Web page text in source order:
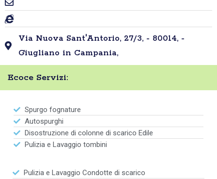
Via Nuova Sant'Antorio, 27/3, - 80014, -
Giugliano in Campania,
Ecoce Servizi:
Spurgo fognature
Autospurghi
Disostruzione di colonne di scarico Edile
Pulizia e Lavaggio tombini
Pulizia e Lavaggio Condotte di scarico